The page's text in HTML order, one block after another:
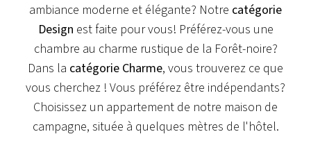
ambiance moderne et élégante? Notre catégorie
Design est faite pour vous! Préférez-vous une
chambre au charme rustique de la Forêt-noire?
Dans la catégorie Charme, vous trouverez ce que
vous cherchez ! Vous préférez être indépendants?
Choisissez un appartement de notre maison de
campagne, située à quelques mètres de l'hôtel.